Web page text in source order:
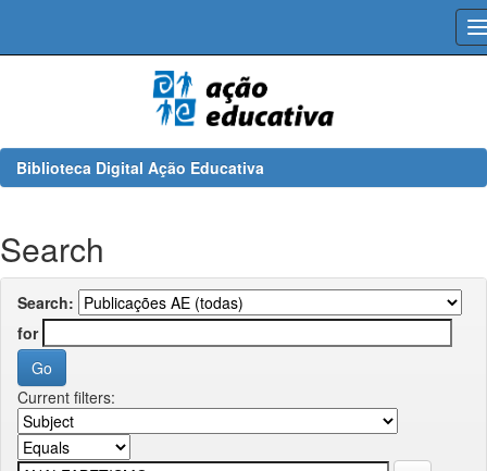
Biblioteca Digital Ação Educativa
Search
Search:
for
Current filters: